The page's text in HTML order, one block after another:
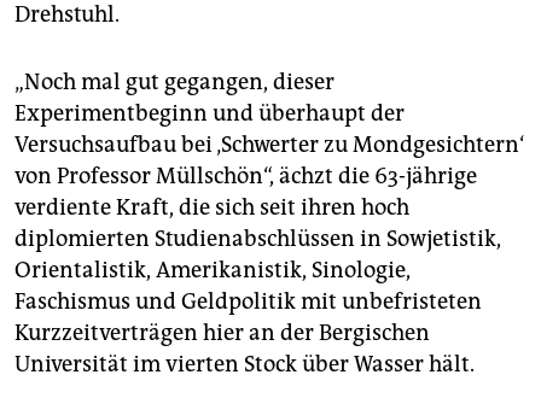
Drehstuhl.
„Noch mal gut gegangen, dieser
Experimentbeginn und überhaupt der
Versuchsaufbau bei ‚Schwerter zu Mondgesichtern‘
von Professor Müllschön“, ächzt die 63-jährige
verdiente Kraft, die sich seit ihren hoch
diplomierten Studienabschlüssen in Sowjetistik,
Orientalistik, Amerikanistik, Sinologie,
Faschismus und Geldpolitik mit unbefristeten
Kurzzeitverträgen hier an der Bergischen
Universität im vierten Stock über Wasser hält.